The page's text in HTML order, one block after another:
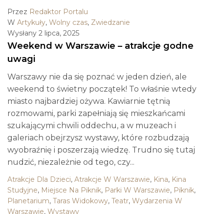
Przez Redaktor Portalu
W Artykuły, Wolny czas, Zwiedzanie
Wysłany 2 lipca, 2025
Weekend w Warszawie – atrakcje godne
uwagi
Warszawy nie da się poznać w jeden dzień, ale
weekend to świetny początek! To właśnie wtedy
miasto najbardziej ożywa. Kawiarnie tętnią
rozmowami, parki zapełniają się mieszkańcami
szukającymi chwili oddechu, a w muzeach i
galeriach obejrzysz wystawy, które rozbudzają
wyobraźnię i poszerzają wiedzę. Trudno się tutaj
nudzić, niezależnie od tego, czy...
Atrakcje Dla Dzieci, Atrakcje W Warszawie, Kina, Kina
Studyjne, Miejsce Na Piknik, Parki W Warszawie, Piknik,
Planetarium, Taras Widokowy, Teatr, Wydarzenia W
Warszawie, Wystawy